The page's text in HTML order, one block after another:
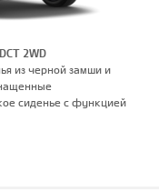
2WD
из черной замши и
сиденье с функцией